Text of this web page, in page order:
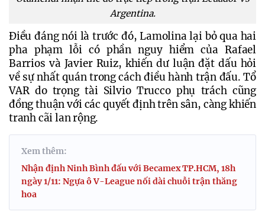
Argentina.
Điều đáng nói là trước đó, Lamolina lại bỏ qua hai
pha phạm lỗi có phần nguy hiểm của Rafael
Barrios và Javier Ruiz, khiến dư luận đặt dấu hỏi
về sự nhất quán trong cách điều hành trận đấu. Tổ
VAR do trọng tài Silvio Trucco phụ trách cũng
đồng thuận với các quyết định trên sân, càng khiến
tranh cãi lan rộng.
Xem thêm:
Nhận định Ninh Bình đấu với Becamex TP.HCM, 18h
ngày 1/11: Ngựa ô V-League nối dài chuỗi trận thăng
hoa